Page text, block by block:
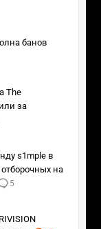
банов
The
за
s1mple в
на
5